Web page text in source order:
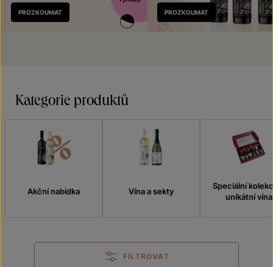
Nově
v prodeji
PROZKOUMAT PROZKOUMAT
Kategorie produktů
Akční nabídka Vína a sekty
Speciální
unikátní vína
FILTROVAT